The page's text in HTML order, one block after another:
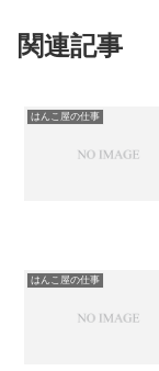
関連記事
はんこ屋の仕事
はんこ屋の仕事